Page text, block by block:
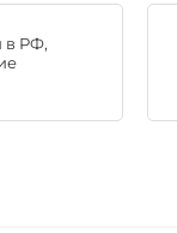
в РФ,